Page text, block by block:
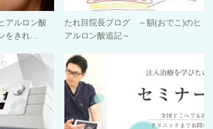
アルロン酸
をきれ…
たれ目院長ブログ ～額(おでこ)のヒ
アルロン酸追記～